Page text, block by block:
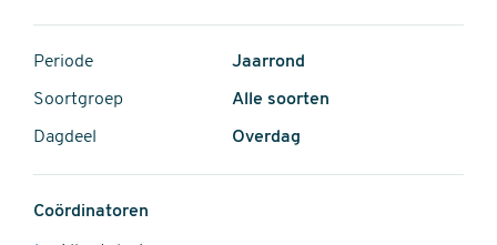
Periode Jaarrond
Soortgroep Alle soorten
Dagdeel Overdag
Coördinatoren